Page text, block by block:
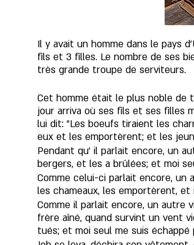
Il y avait un homme dans le pays
fils et 3 filles. Le nombre de ses
très grande troupe de serviteurs.
Cet homme était le plus noble de
jour arriva où ses fils et ses filles
lui dit: "Les boeufs tiraient les
eux et les emportèrent; et les
Pendant qu' il parlait encore, un
bergers, et les a brûlées; et moi
Comme celui-ci parlait encore, un
les chameaux, les emportèrent,
Comme il parlait encore, un autre
frère aîné, quand survint un vent
tués; et moi seul me suis échappé